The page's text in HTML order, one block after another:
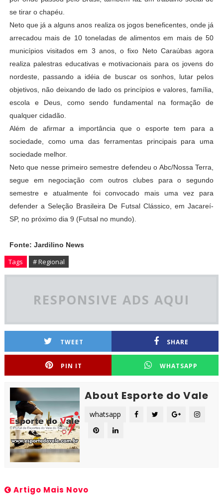
se tirar o chapéu.
Neto que já a alguns anos realiza os jogos beneficentes, onde já
arrecadou mais de 10 toneladas de alimentos em mais de 50
municípios visitados em 3 anos, o fixo Neto Caraúbas agora
realiza palestras educativas e motivacionais para os jovens do
nordeste, passando a idéia de buscar os sonhos, lutar pelos
objetivos, não deixando de lado os princípios e valores, família,
escola e Deus, como sendo fundamental na formação de
qualquer cidadão.
Além de afirmar a importância que o esporte tem para a
sociedade, como uma das ferramentas principais para uma
sociedade melhor.
Neto que nesse primeiro semestre defendeu o Abc/Nossa Terra,
segue em negociação com outros clubes para o segundo
semestre e atualmente foi convocado mais uma vez para
defender a Seleção Brasileira De Futsal Clássico, em Jacareí-
SP, no próximo dia 9 (Futsal no mundo).
Fonte: Jardilino News
Tags # Regional
RESPONSIVE ADS AQUI
TWEET SHARE
PIN IT WHATSAPP
About Esporte do Vale
whatsapp
Artigo Mais Novo